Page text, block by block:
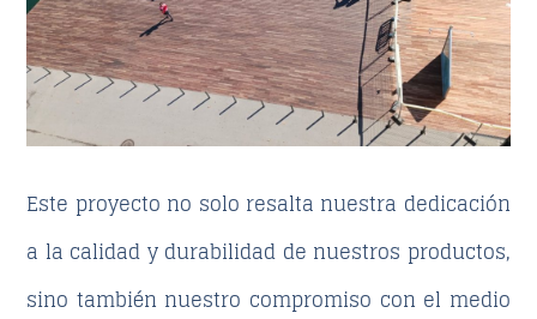
Este proyecto no solo resalta nuestra dedicación
a la calidad y durabilidad de nuestros productos,
sino también nuestro compromiso con el medio